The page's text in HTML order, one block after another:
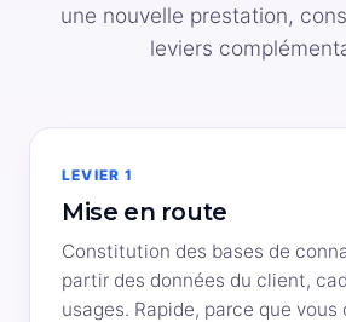
une nouvelle prestation,
leviers
LEVIER 1
Mise en route
Constitution des bases de
partir des données du client,
usages. Rapide, parce que vous